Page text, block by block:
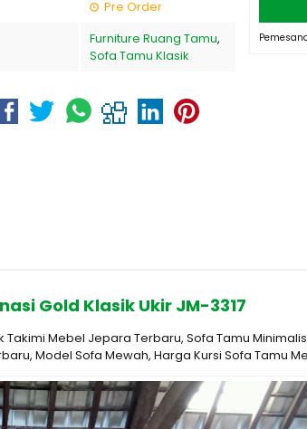
Pre Order
Furniture Ruang Tamu,
Sofa Tamu Klasik
Gold Klasik Ukir JM-3317
Mebel Jepara Terbaru, Sofa Tamu
Model Sofa Mewah, Harga Kursi Sofa Tamu